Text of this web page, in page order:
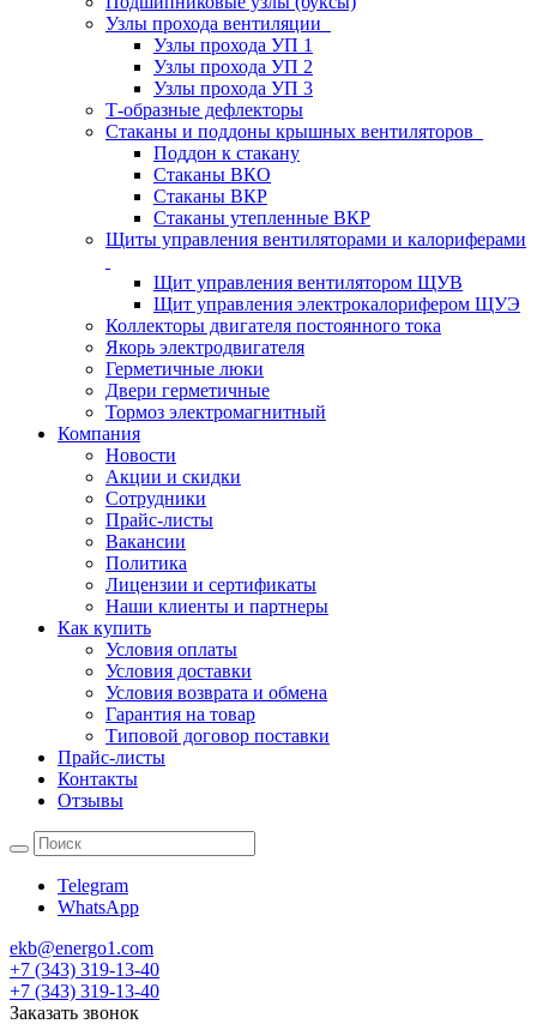
Узлы прохода вентиляции
Узлы прохода УП 1
Узлы прохода УП 2
Узлы прохода УП 3
Т-образные дефлекторы
Стаканы и поддоны крышных вентиляторов
Поддон к стакану
Стаканы ВКО
Стаканы ВКР
Стаканы утепленные ВКР
Щиты управления вентиляторами и калориферами
Щит управления вентилятором ЩУВ
Щит управления электрокалорифером ЩУЭ
Коллекторы двигателя постоянного тока
Якорь электродвигателя
Герметичные люки
Двери герметичные
Тормоз электромагнитный
Компания
Новости
Акции и скидки
Сотрудники
Прайс-листы
Вакансии
Политика
Лицензии и сертификаты
Наши клиенты и партнеры
Как купить
Условия оплаты
Условия доставки
Условия возврата и обмена
Гарантия на товар
Типовой договор поставки
Прайс-листы
Контакты
Отзывы
Telegram
WhatsApp
ekb@energo1.com
+7 (343) 319-13-40
+7 (343) 319-13-40
Заказать звонок